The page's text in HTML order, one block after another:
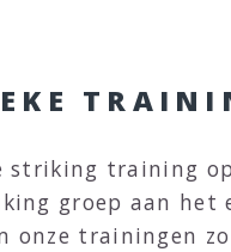
striking training
groep aan het
onze trainingen